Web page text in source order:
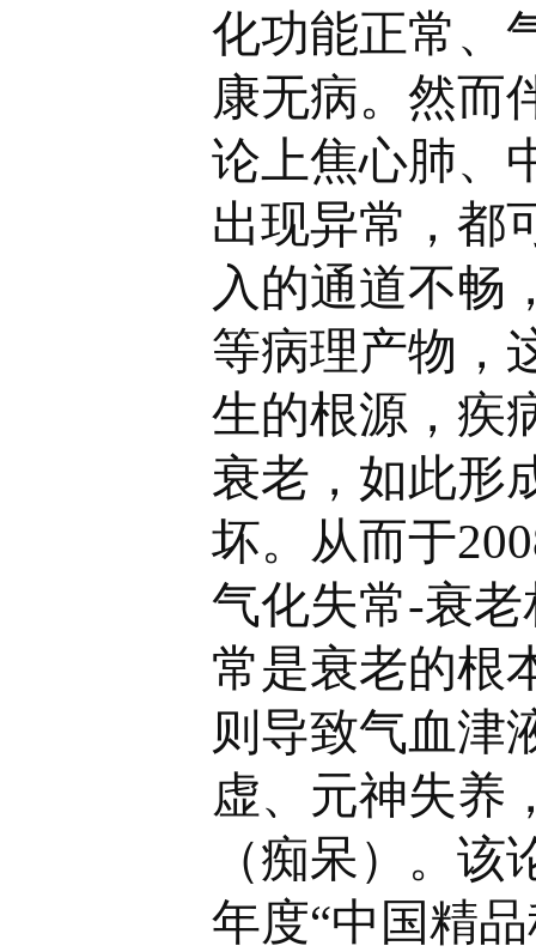
化功能正常、
康无病。然而
论上焦心肺、
出现异常，都
入的通道不畅
等病理产物，
生的根源，疾
衰老，如此形
坏。从而于
气化失常-衰
常是衰老的根
则导致气血津
虚、元神失养
（痴呆）。
年度“中国精